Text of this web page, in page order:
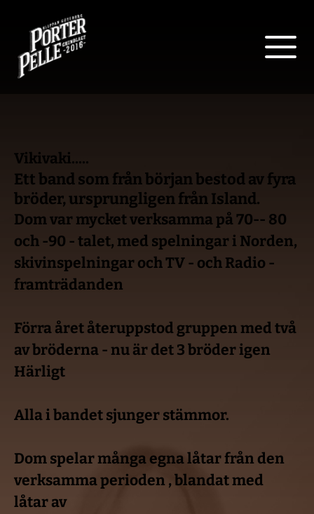
Vikivaki.....
Ett band som från början bestod av fyra
bröder, ursprungligen från Island.
Dom var mycket verksamma på 70-- 80
och -90 - talet, med spelningar i Norden,
skivinspelningar och TV - och Radio -
framträdanden
Förra året återuppstod gruppen med två
av bröderna - nu är det 3 bröder igen
Härligt
Alla i bandet sjunger stämmor.
Dom spelar många egna låtar från den
verksamma perioden , blandat med
låtar av